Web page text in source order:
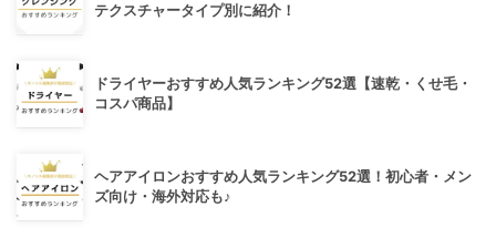
テクスチャータイプ別に紹介！
ドライヤーおすすめ人気ランキング52選【速乾・くせ毛・
コスパ商品】
ヘアアイロンおすすめ人気ランキング52選！初心者・メン
ズ向け・海外対応も♪